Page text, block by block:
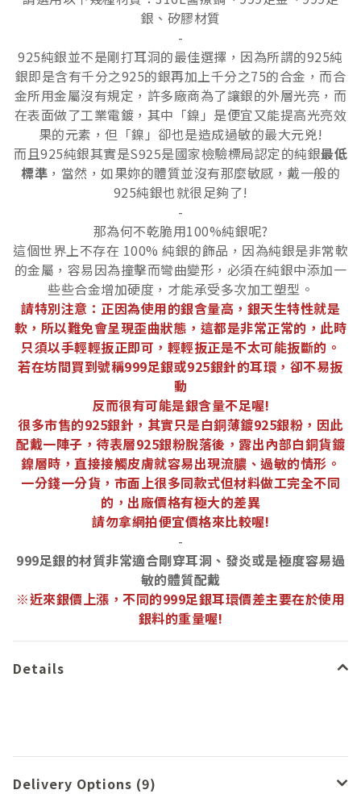
銀、矽膠材質
-
925純銀並不是剛打耳洞的最佳選擇，因為所謂的925純
銀即是含有千分之925的銀再加上千分之75的合金，而合
金所用金屬沒有規定，許多廠商為了讓銀的外層光亮，而
在表面做了工業電鍍，其中「鎳」是便宜又能提高光亮效
果的元素，但「鎳」卻也是造成過敏的最大元兇!
而且925純銀其實是S925是國家檢驗標局認定的純銀最低
標準 ，當然，如果妳的體質並沒有那麼敏感，戴一般的
925純銀也就很足夠了!
-
那為何不乾脆用100%純銀呢?
這個世界上不存在 100% 純銀的飾品，因為純銀是非常軟
的金屬，容易因為撞擊而彎曲變形，必須在純銀中添加一
些些合金增加硬度，才能承受多次加工塑型。
請特別注意：正因為使用的銀含量高，銀天生特性就是
軟，所以難免會呈現歪曲狀態，這都是非常正常的，此時
只須以手輕輕扳正即可，輕輕扳正是不太可能扳斷的。
若在坊間買到號稱999足銀或925銀針的耳環，卻不易扳
動
反而很有可能是銀含量不足喔!
很多市售的925銀針，其實只是白銅薄鍍925銀粉，因此
配戴一陣子，待表層925銀粉脫落後，露出內部白銅貨鍍
鎳層時，直接接觸皮膚就容易出現流膿、過敏的情形。
一分錢一分貨，市面上很多同款式但材料做工完全不同
的，出廠價格有極大的差異
請勿拿網拍便宜價格來比較喔!
-
999足銀的材質非常適合剛穿耳洞、發炎或是極度容易過
敏的體質配戴
※近來銀價上漲，不同的999足銀耳環價差主要在於使用
銀料的重量喔!
Details
Delivery Options (9)